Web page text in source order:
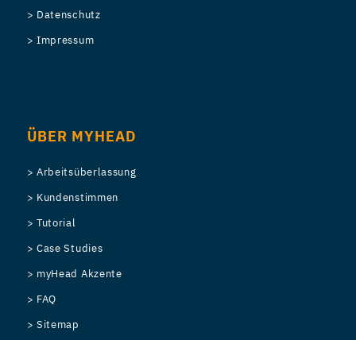
> Datenschutz
> Impressum
ÜBER MYHEAD
> Arbeitsüberlassung
> Kundenstimmen
> Tutorial
> Case Studies
> myHead Akzente
> FAQ
> Sitemap